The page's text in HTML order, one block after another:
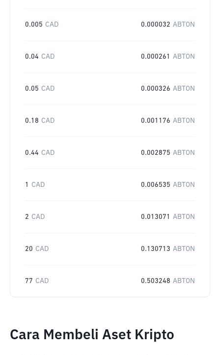
0.005 CAD 0.000032 ABTON
0.04 CAD 0.000261 ABTON
0.05 CAD 0.000326 ABTON
0.18 CAD 0.001176 ABTON
0.44 CAD 0.002875 ABTON
1 CAD 0.006535 ABTON
2 CAD 0.013071 ABTON
20 CAD 0.130713 ABTON
77 CAD 0.503248 ABTON
Cara Membeli Aset Kripto